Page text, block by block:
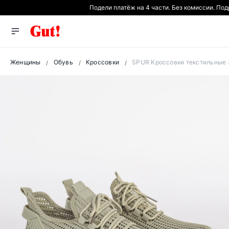
Подели платёж на 4 части. Без комиссии.
Женщины Обувь Кроссовки SPUR Кроссовки